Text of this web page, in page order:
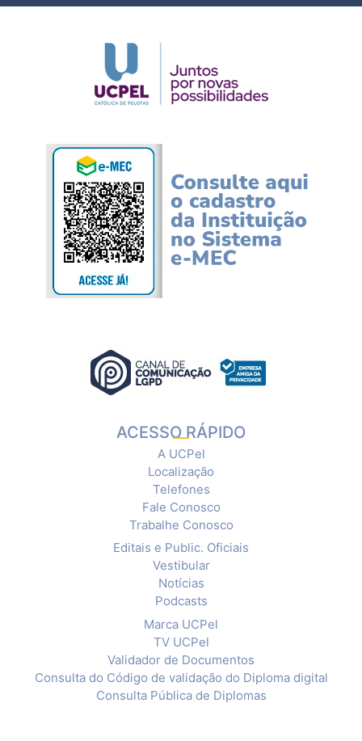
ACESSO RÁPIDO
A UCPel
Localização
Telefones
Fale Conosco
Trabalhe Conosco
Editais e Public. Oficiais
Vestibular
Notícias
Podcasts
Marca UCPel
TV UCPel
Validador de Documentos
Consulta do Código de validação do Diploma digital
Consulta Pública de Diplomas